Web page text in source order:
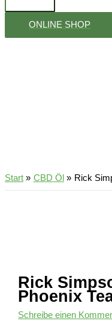
Hauptmenü
ONLINE SHOP
Start CBD Öl Rick
Rick
Phoenix
Schreibe einen